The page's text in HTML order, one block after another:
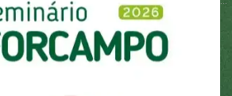
de ingresso na Universidade. Para
direcionadas ao debate da
A intenção é incentivar os
de suas identidades como pessoas
ação afirmativa de identidade negra